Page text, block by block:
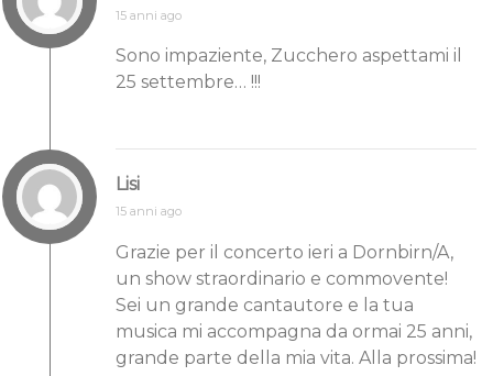
15 anni ago
Sono impaziente, Zucchero aspettami il
25 settembre… !!!
Lisi
15 anni ago
Grazie per il concerto ieri a Dornbirn/A,
un show straordinario e commovente!
Sei un grande cantautore e la tua
musica mi accompagna da ormai 25 anni,
grande parte della mia vita. Alla prossima!